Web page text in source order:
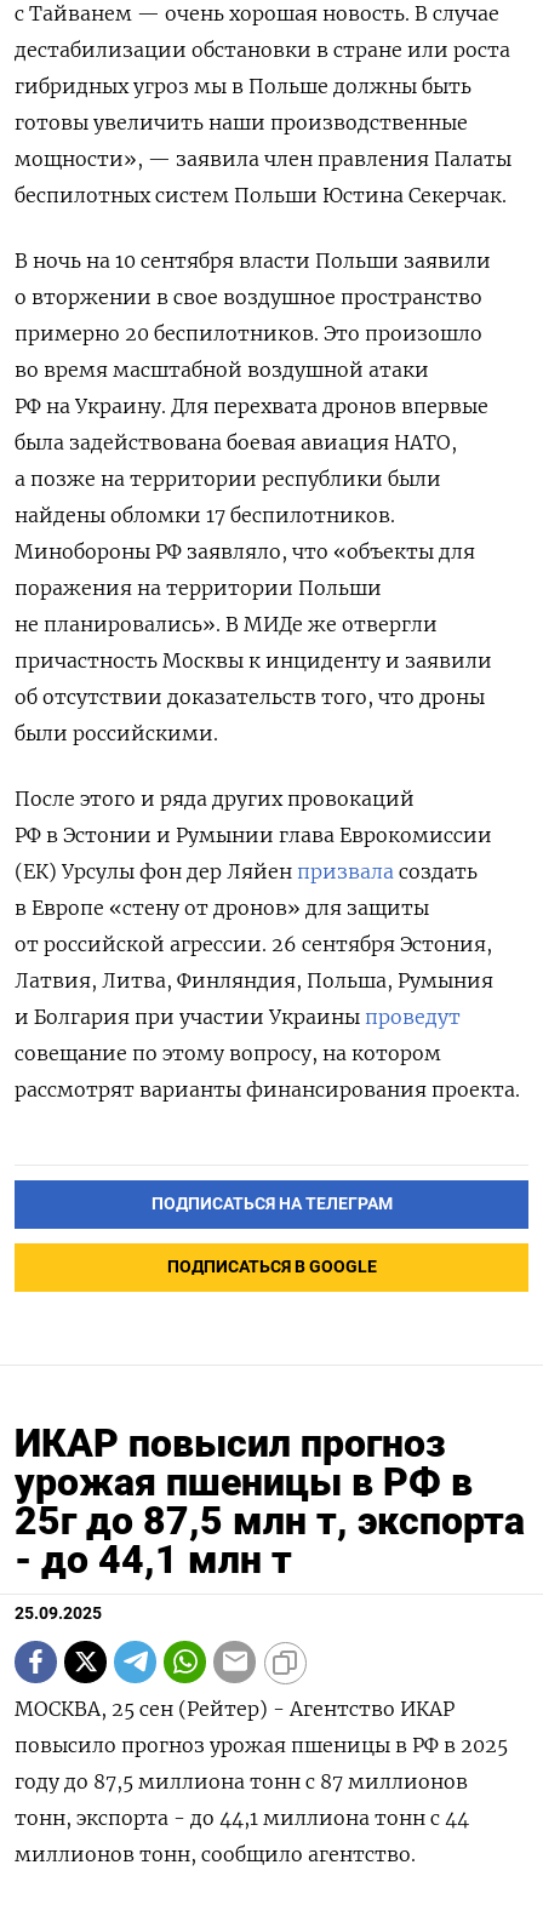
с Тайванем — очень хорошая новость. В случае
дестабилизации обстановки в стране или роста
гибридных угроз мы в Польше должны быть
готовы увеличить наши производственные
мощности», — заявила член правления Палаты
беспилотных систем Польши Юстина Секерчак.
В ночь на 10 сентября власти Польши заявили
о вторжении в свое воздушное пространство
примерно 20 беспилотников. Это произошло
во время масштабной воздушной атаки
РФ на Украину. Для перехвата дронов впервые
была задействована боевая авиация НАТО,
а позже на территории республики были
найдены обломки 17 беспилотников.
Минобороны РФ заявляло, что «объекты для
поражения на территории Польши
не планировались». В МИДе же отвергли
причастность Москвы к инциденту и заявили
об отсутствии доказательств того, что дроны
были российскими.
После этого и ряда других провокаций
РФ в Эстонии и Румынии глава Еврокомиссии
(ЕК) Урсулы фон дер Ляйен призвала создать
в Европе «стену от дронов» для защиты
от российской агрессии. 26 сентября Эстония,
Латвия, Литва, Финляндия, Польша, Румыния
и Болгария при участии Украины проведут
совещание по этому вопросу, на котором
рассмотрят варианты финансирования проекта.
ПОДПИСАТЬСЯ НА ТЕЛЕГРАМ
ПОДПИСАТЬСЯ В GOOGLE
ИКАР повысил прогноз
урожая пшеницы в РФ в
25г до 87,5 млн т, экспорта
- до 44,1 млн т
25.09.2025
МОСКВА, 25 сен (Рейтер) - Агентство ИКАР
повысило прогноз урожая пшеницы в РФ в 2025
году до 87,5 миллиона тонн с 87 миллионов
тонн, экспорта - до 44,1 миллиона тонн с 44
миллионов тонн, сообщило агентство.